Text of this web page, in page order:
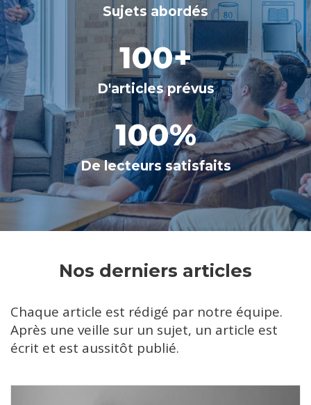
Sujets abordés
D'articles prévus
100+
De lecteurs satisfaits
100%
Nos derniers articles
Chaque article est rédigé par notre équipe.
Après une veille sur un sujet, un article est
écrit et est aussitôt publié.